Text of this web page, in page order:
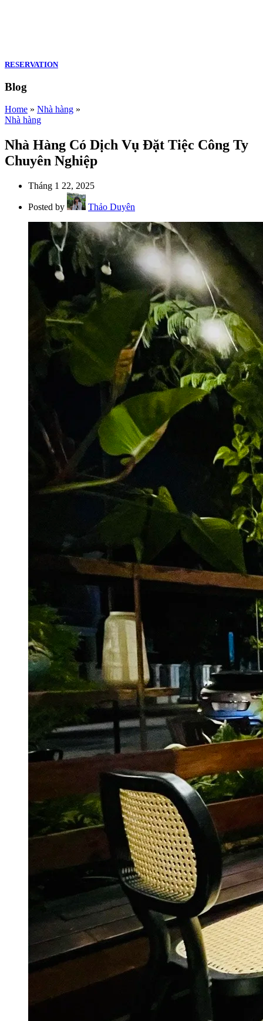
RESERVATION
Blog
Home » Nhà hàng »
Nhà hàng
Nhà Hàng Có Dịch Vụ Đặt Tiệc Công Ty
Chuyên Nghiệp
Tháng 1 22, 2025
Posted by Thảo Duyên